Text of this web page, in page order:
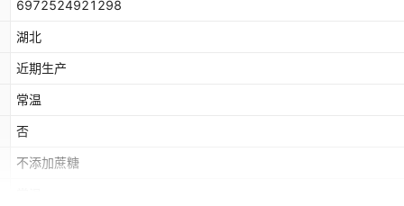
6972524921298
湖北
近期生产
常温
否
不添加蔗糖